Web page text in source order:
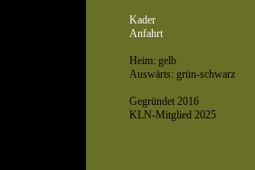
Kader
Anfahrt
Heim: gelb
Auswärts: grün-schwarz
Gegründet 2016
KLN-Mitglied 2025